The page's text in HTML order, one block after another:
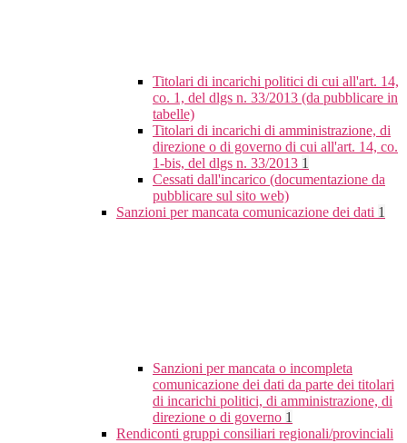
Titolari di incarichi politici di cui all'art. 14,
co. 1, del dlgs n. 33/2013 (da pubblicare in
tabelle)
Titolari di incarichi di amministrazione, di
direzione o di governo di cui all'art. 14, co.
1-bis, del dlgs n. 33/2013 1
Cessati dall'incarico (documentazione da
pubblicare sul sito web)
Sanzioni per mancata comunicazione dei dati 1
Sanzioni per mancata o incompleta
comunicazione dei dati da parte dei titolari
di incarichi politici, di amministrazione, di
direzione o di governo 1
Rendiconti gruppi consiliari regionali/provinciali